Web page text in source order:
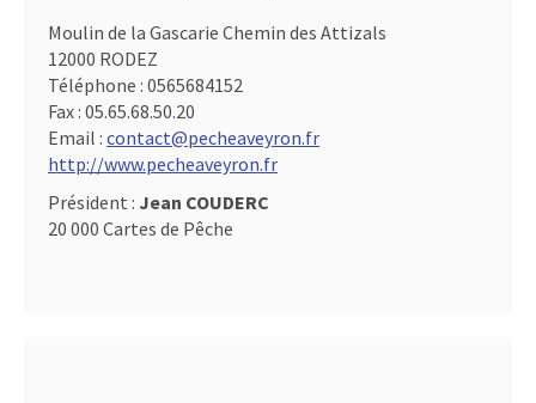
Moulin de la Gascarie Chemin des Attizals
12000 RODEZ
Téléphone : 0565684152
Fax : 05.65.68.50.20
Email : contact@pecheaveyron.fr
http://www.pecheaveyron.fr
Président : Jean COUDERC
20 000 Cartes de Pêche